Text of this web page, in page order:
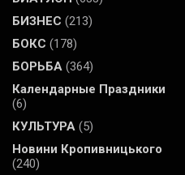
БИЗНЕС (213)
БОКС (178)
БОРЬБА (364)
Календарные Праздники
(6)
КУЛЬТУРА (5)
Новини Кропивницького
(240)